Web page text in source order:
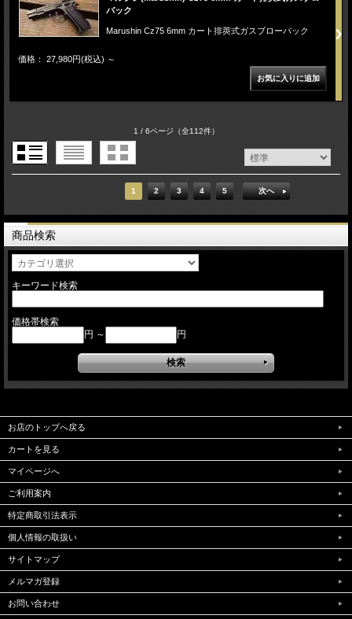
バック
Marushin Cz75 6mm カート排莢式ガスブローバック
価格： 27,980円(税込) ～
1 / 6ページ（全112件）
1 2 3 4 5 次へ
商品検索
キーワード検索
価格帯検索
円 ～
円
お店のトップへ戻る
カートを見る
マイページへ
ご利用案内
特定商取引法表示
個人情報の取扱い
サイトマップ
メルマガ登録
お問い合わせ